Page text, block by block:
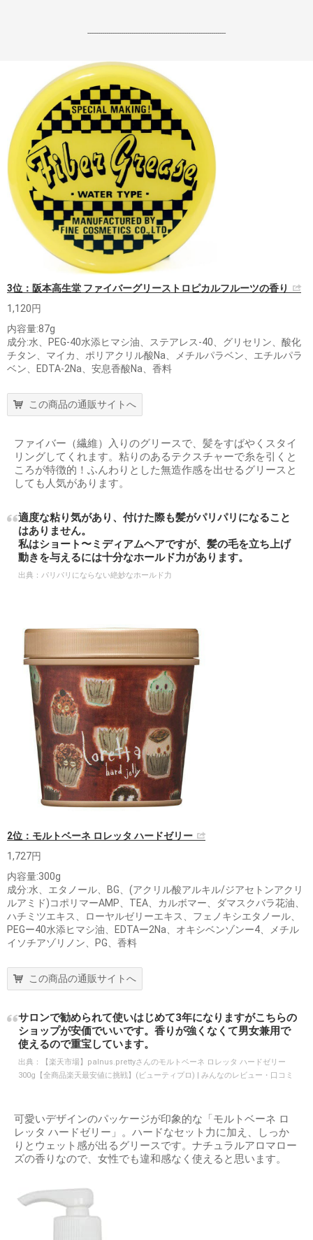
------------------------------------------------------------------
3位：阪本高生堂 ファイバーグリーストロピカルフルーツの香り
1,120円
内容量:87g
成分:水、PEG-40水添ヒマシ油、ステアレス-40、グリセリン、酸化
チタン、マイカ、ポリアクリル酸Na、メチルパラベン、エチルパラ
ベン、EDTA-2Na、安息香酸Na、香料
この商品の通販サイトへ
ファイバー（繊維）入りのグリースで、髪をすばやくスタイ
リングしてくれます。粘りのあるテクスチャーで糸を引くと
ころが特徴的！ふんわりとした無造作感を出せるグリースと
しても人気があります。
適度な粘り気があり、付けた際も髪がパリパリになること
はありません。
私はショート〜ミディアムヘアですが、髪の毛を立ち上げ
動きを与えるには十分なホールド力があります。
出典： パリパリにならない絶妙なホールド力
2位：モルトベーネ ロレッタ ハードゼリー
1,727円
内容量:300g
成分:水、エタノール、BG、(アクリル酸アルキル/ジアセトンアクリ
ルアミド)コポリマーAMP、TEA、カルボマー、ダマスクバラ花油、
ハチミツエキス、ローヤルゼリーエキス、フェノキシエタノール、
PEGー40水添ヒマシ油、EDTAー2Na、オキシベンゾンー4、メチル
イソチアゾリノン、PG、香料
この商品の通販サイトへ
サロンで勧められて使いはじめて3年になりますがこちらの
ショップが安価でいいです。香りが強くなくて男女兼用で
使えるので重宝しています。
出典：
【楽天市場】palnus.prettyさんのモルトベーネ ロレッタ ハードゼリー
300g【全商品楽天最安値に挑戦】(ビューティプロ) | みんなのレビュー・口コミ
可愛いデザインのパッケージが印象的な「モルトベーネ ロ
レッタ ハードゼリー」。ハードなセット力に加え、しっか
りとウェット感が出るグリースです。ナチュラルアロマロー
ズの香りなので、女性でも違和感なく使えると思います。